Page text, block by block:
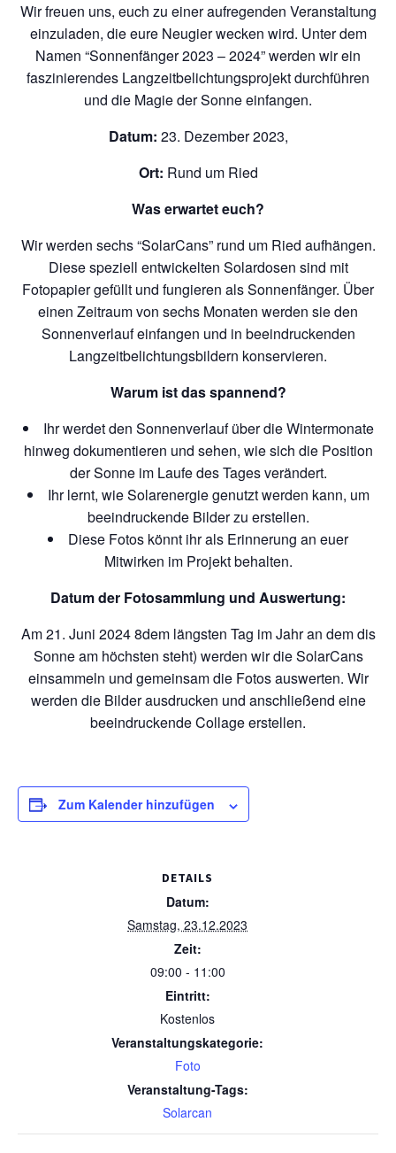
Wir freuen uns, euch zu einer aufregenden Veranstaltung
einzuladen, die eure Neugier wecken wird. Unter dem
Namen “Sonnenfänger 2023 – 2024” werden wir ein
faszinierendes Langzeitbelichtungsprojekt durchführen
und die Magie der Sonne einfangen.
Datum: 23. Dezember 2023,
Ort: Rund um Ried
Was erwartet euch?
Wir werden sechs “SolarCans” rund um Ried aufhängen.
Diese speziell entwickelten Solardosen sind mit
Fotopapier gefüllt und fungieren als Sonnenfänger. Über
einen Zeitraum von sechs Monaten werden sie den
Sonnenverlauf einfangen und in beeindruckenden
Langzeitbelichtungsbildern konservieren.
Warum ist das spannend?
Ihr werdet den Sonnenverlauf über die Wintermonate
hinweg dokumentieren und sehen, wie sich die Position
der Sonne im Laufe des Tages verändert.
Ihr lernt, wie Solarenergie genutzt werden kann, um
beeindruckende Bilder zu erstellen.
Diese Fotos könnt ihr als Erinnerung an euer
Mitwirken im Projekt behalten.
Datum der Fotosammlung und Auswertung:
Am 21. Juni 2024 8dem längsten Tag im Jahr an dem dis
Sonne am höchsten steht) werden wir die SolarCans
einsammeln und gemeinsam die Fotos auswerten. Wir
werden die Bilder ausdrucken und anschließend eine
beeindruckende Collage erstellen.
Zum Kalender hinzufügen
DETAILS
Datum:
Samstag, 23.12.2023
Zeit:
09:00 - 11:00
Eintritt:
Kostenlos
Veranstaltungskategorie:
Foto
Veranstaltung-Tags:
Solarcan